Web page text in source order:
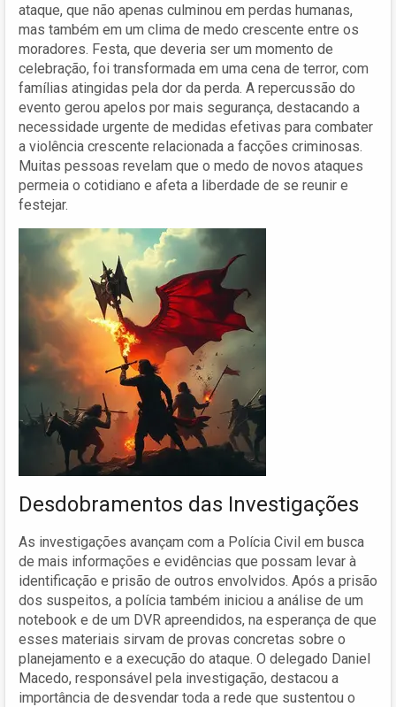
ataque, que não apenas culminou em perdas humanas,
mas também em um clima de medo crescente entre os
moradores. Festa, que deveria ser um momento de
celebração, foi transformada em uma cena de terror, com
famílias atingidas pela dor da perda. A repercussão do
evento gerou apelos por mais segurança, destacando a
necessidade urgente de medidas efetivas para combater
a violência crescente relacionada a facções criminosas.
Muitas pessoas revelam que o medo de novos ataques
permeia o cotidiano e afeta a liberdade de se reunir e
festejar.
Desdobramentos das Investigações
As investigações avançam com a Polícia Civil em busca
de mais informações e evidências que possam levar à
identificação e prisão de outros envolvidos. Após a prisão
dos suspeitos, a polícia também iniciou a análise de um
notebook e de um DVR apreendidos, na esperança de que
esses materiais sirvam de provas concretas sobre o
planejamento e a execução do ataque. O delegado Daniel
Macedo, responsável pela investigação, destacou a
importância de desvendar toda a rede que sustentou o